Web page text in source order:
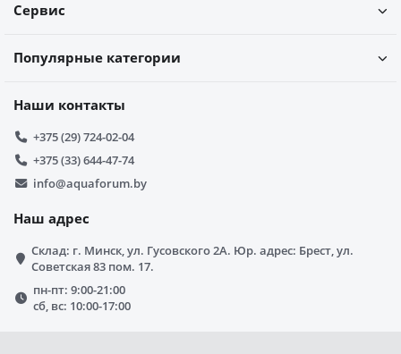
Сервис
Популярные категории
Наши контакты
+375 (29) 724-02-04
+375 (33) 644-47-74
info@aquaforum.by
Наш адрес
Склад: г. Минск, ул. Гусовского 2А. Юр. адрес: Брест, ул.
Советская 83 пом. 17.
пн-пт: 9:00-21:00
сб, вс: 10:00-17:00